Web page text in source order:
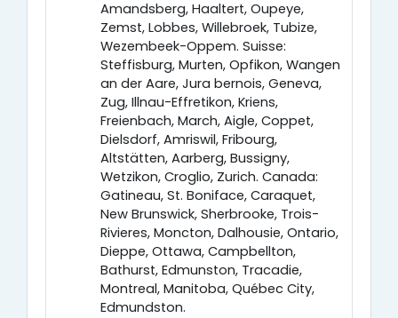
Amandsberg, Haaltert, Oupeye,
Zemst, Lobbes, Willebroek, Tubize,
Wezembeek-Oppem. Suisse:
Steffisburg, Murten, Opfikon, Wangen
an der Aare, Jura bernois, Geneva,
Zug, Illnau-Effretikon, Kriens,
Freienbach, March, Aigle, Coppet,
Dielsdorf, Amriswil, Fribourg,
Altstätten, Aarberg, Bussigny,
Wetzikon, Croglio, Zurich. Canada:
Gatineau, St. Boniface, Caraquet,
New Brunswick, Sherbrooke, Trois-
Rivieres, Moncton, Dalhousie, Ontario,
Dieppe, Ottawa, Campbellton,
Bathurst, Edmunston, Tracadie,
Montreal, Manitoba, Québec City,
Edmundston.